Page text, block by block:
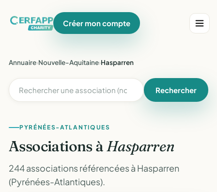
Créer mon compte
Annuaire›Nouvelle-Aquitaine›Hasparren
Rechercher
PYRÉNÉES-ATLANTIQUES
Associations àHasparren
244 associations référencées à Hasparren
(Pyrénées-Atlantiques).